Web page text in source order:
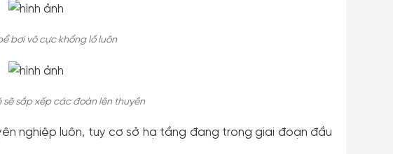
bơi vô cực khổng lồ luôn
sẽ sắp xếp các đoàn lên thuyền
nghiệp luôn, tuy cơ sở hạ tầng đang trong giai đoạn đầu